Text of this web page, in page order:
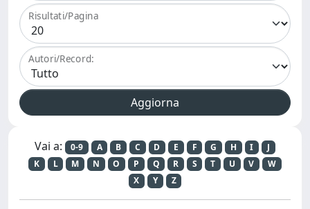
Risultati/Pagina
Autori/Record:
Vai a: 0-9 A B C D E F G H I
J
K
L M N O P Q R S T U V
W
X
Y Z